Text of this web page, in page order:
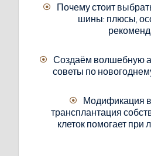
Почему стоит
шины: плюсы,
Создаём волшебную
советы по
Модификация
трансплантация
клеток помогает при